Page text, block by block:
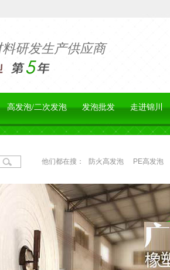
研发生产供应商
高发泡/二次发泡 发泡批发 走进锦川
他们都在搜： 防火高发泡 PE高发泡